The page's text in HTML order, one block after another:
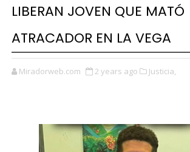
LIBERAN JOVEN QUE MATÓ
ATRACADOR EN LA VEGA
Miradorweb.com 2 years ago Justicia,